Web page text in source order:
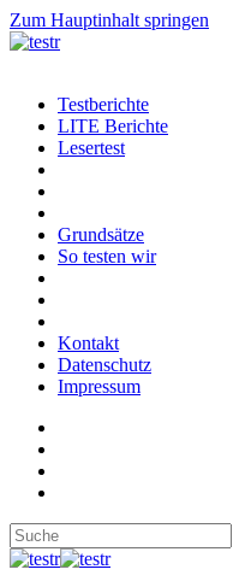
Zum Hauptinhalt springen
Testberichte
LITE Berichte
Lesertest
Grundsätze
So testen wir
Kontakt
Datenschutz
Impressum